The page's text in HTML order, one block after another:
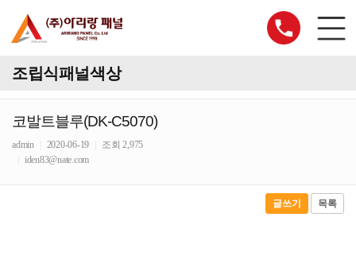
조립식패널색상
코발트블루(DK-C5070)
admin 2020-06-19
조회 2,975
iden83@nate.com
글쓰기 목록